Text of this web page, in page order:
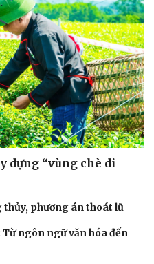
Thời trang
Sao Việt
dựng “vùng chè di
thủy, phương án thoát lũ
ngôn ngữ văn hóa đến